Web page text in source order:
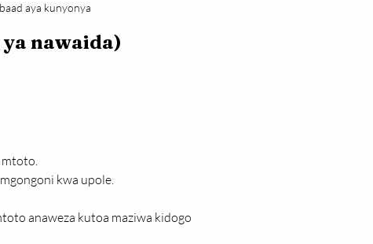
aya kunyonya
nawaida)
kwa upole.
anaweza kutoa maziwa kidogo